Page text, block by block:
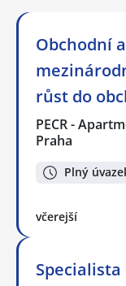
Obchodní
růst do
PECR -
Praha
Plný
včerejší